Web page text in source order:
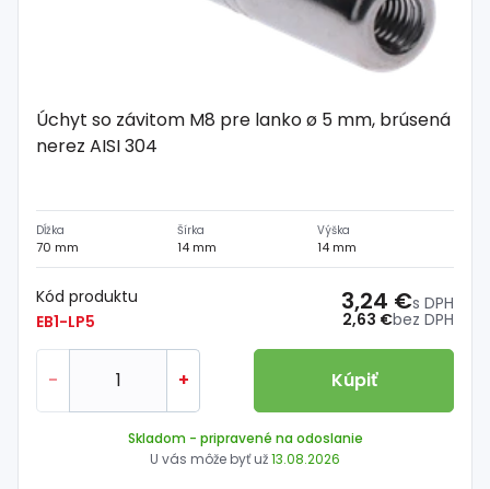
Úchyt so závitom M8 pre lanko ø 5 mm, brúsená
nerez AISI 304
Dĺžka
70 mm
Šírka
14 mm
Výška
14 mm
Kód produktu
EB1-LP5
2,63 €bez DPH
3,24 €s DPH
- + Kúpiť
Skladom - pripravené na odoslanie
U vás môže byť už13.08.2026